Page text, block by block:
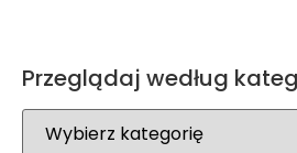
Przeglądaj według